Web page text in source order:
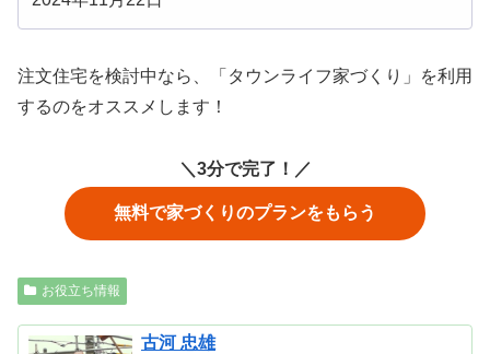
注文住宅を検討中なら、「タウンライフ家づくり」を利用
するのをオススメします！
＼3分で完了！／
無料で家づくりのプランをもらう
お役立ち情報
古河 忠雄